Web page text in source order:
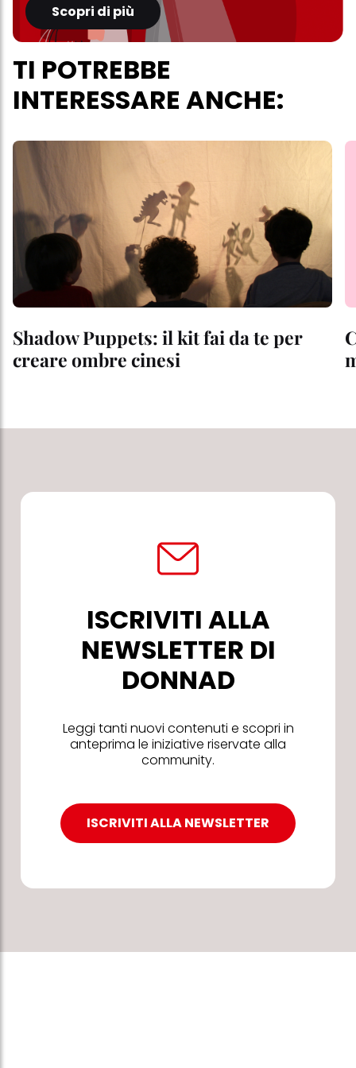
Scopri di più
TI POTREBBE
INTERESSARE ANCHE:
Shadow Puppets: il kit fai da te per
creare ombre cinesi
ISCRIVITI ALLA
NEWSLETTER DI
DONNAD
Leggi tanti nuovi contenuti e scopri in
anteprima le iniziative riservate alla
community.
ISCRIVITI ALLA NEWSLETTER
questo sito web.